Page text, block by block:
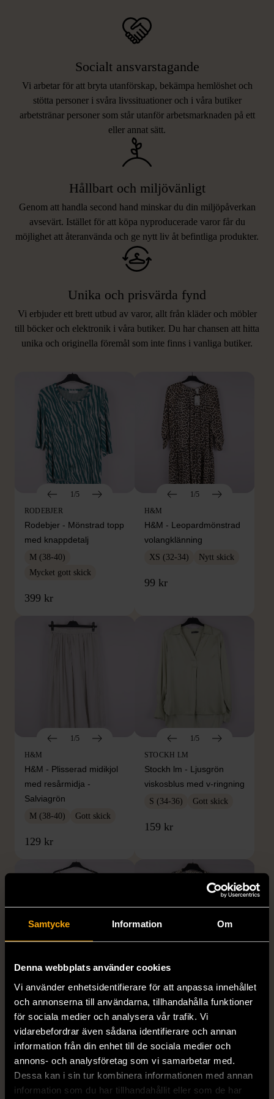
Samtycke Information Om
Denna webbplats använder cookies
Vi använder enhetsidentifierare för att anpassa innehållet
och annonserna till användarna, tillhandahålla funktioner
för sociala medier och analysera vår trafik. Vi
vidarebefordrar även sådana identifierare och annan
information från din enhet till de sociala medier och
annons- och analysföretag som vi samarbetar med.
Dessa kan i sin tur kombinera informationen med annan
information som du har tillhandahållit eller som de har
Socialt ansvarstagande
Vi arbetar för att bryta utanförskap, bekämpa hemlöshet och
stötta personer i svåra livssituationer och i våra butiker
arbetstränar personer som står utanför arbetsmarknaden på ett
eller annat sätt.
Hållbart och miljövänligt
Genom att handla second hand minskar du din miljöpåverkan
avsevärt. Istället för att köpa nyproducerade varor får du
möjlighet att återanvända och ge nytt liv åt befintliga produkter.
Unika och prisvärda fynd
Vi erbjuder ett brett utbud av varor, allt från kläder och möbler
till böcker och elektronik i våra butiker. Du har chansen att hitta
unika och originella föremål som inte finns i vanliga butiker.
LIKNANDE PRODUKTER
Hitta produkter som påminner om denna
1/5
RODEBJER
Rodebjer - Mönstrad topp
med knappdetalj
M (38-40)
Mycket gott skick
399 kr
1/5
H&M
H&M - Leopardmönstrad
volangklänning
XS (32-34) Nytt skick
99 kr
1/5
H&M
H&M - Plisserad midikjol
med resårmidja -
Salviagrön
M (38-40) Gott skick
129 kr
1/5
STOCKH LM
Stockh lm - Ljusgrön
viskosblus med v-ringning
S (34-36) Gott skick
159 kr
& OTHER STORIES
& Other Stories -
Blommig sommarklänning
med knappar
M (38-40) Nytt skick
249 kr
ZARA
Zara - Blus med
djurmönster
L (42-44)
Mycket gott skick
149 kr